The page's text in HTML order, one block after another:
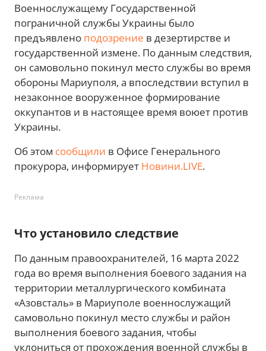
Военнослужащему Государственной
пограничной службы Украины было
предъявлено подозрение в дезертирстве и
государственной измене. По данным следствия,
он самовольно покинул место службы во время
обороны Мариуполя, а впоследствии вступил в
незаконное вооруженное формирование
оккупантов и в настоящее время воюет против
Украины.
Об этом сообщили в Офисе Генерального
прокурора, информирует Новини.LIVE.
Реклама
Что установило следствие
По данным правоохранителей, 16 марта 2022
года во время выполнения боевого задания на
территории металлургического комбината
«Азовсталь» в Мариуполе военнослужащий
самовольно покинул место службы и район
выполнения боевого задания, чтобы
уклониться от прохождения военной службы в